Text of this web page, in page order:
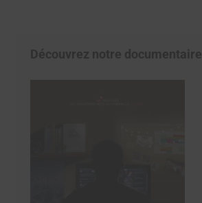
Découvrez notre documentaire